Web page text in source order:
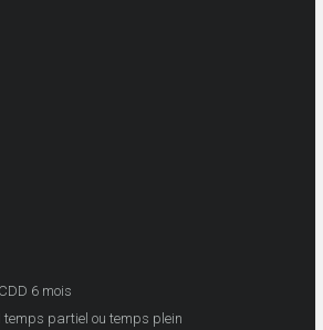
6 mois
temps partiel ou temps plein